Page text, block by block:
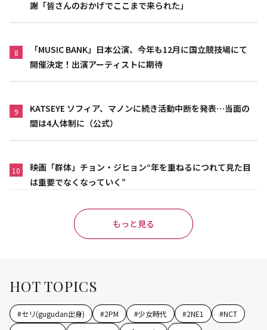
謝「皆さんのおかげでここまで来られた」
8
「MUSIC BANK」日本公演、今年も12月に国立競技場にて
開催決定！出演アーティストに期待
9
KATSEYE ソフィア、マノンに続き活動中断を発表…当面の
間は4人体制に（公式）
10
映画「群体」チョン・ジヒョン“年を重ねるにつれて見た目
は重要でなくなっていく”
もっと見る
HOT TOPICS
#セリ(gugudan出身) #2PM #少女時代 #2NE1 #NCT